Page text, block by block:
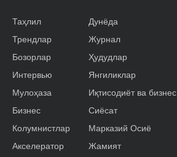
Таҳлил
Трендлар
Бозорлар
Интервью
Мулоҳаза
Бизнес
Колумнистлар
Акселератор
Дунёда
Журнал
Ҳудудлар
Янгиликлар
Иқтисодиёт ва бизнес
Сиёсат
Марказий Осиё
Жамият